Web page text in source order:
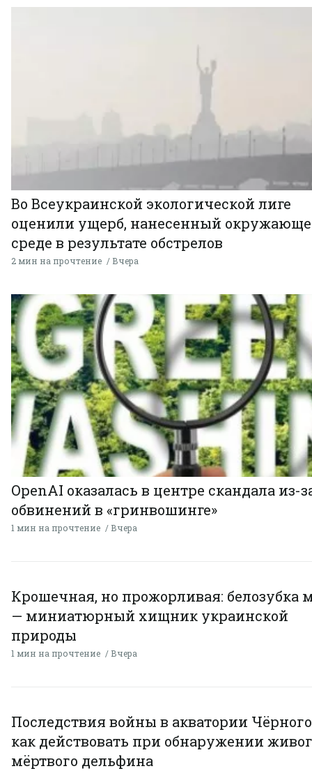
Во Всеукраинской экологической лиге
оценили ущерб, нанесенный
среде в результате обстрелов
2 мин на прочтение Вчера
OpenAI оказалась в центре скандала из-
обвинений в «гринвошинге»
1 мин на прочтение Вчера
Крошечная, но прожорливая: белозубка
— миниатюрный хищник украинской
природы
1 мин на прочтение Вчера
Последствия войны в акватории
как действовать при обнаружении
мёртвого дельфина